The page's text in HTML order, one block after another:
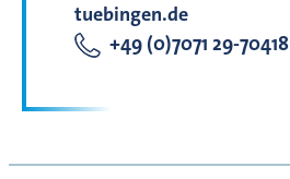
tuebingen.de
+49 (0)7071 29-70418